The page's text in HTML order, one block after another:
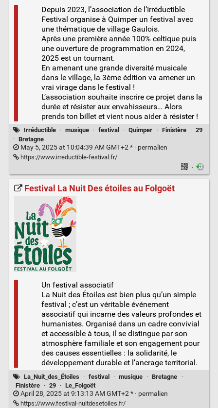
Depuis 2023, l’association de l’Irréductible
Festival organise à Quimper un festival avec
une thématique de village Gaulois.
Après une première année 100% celtique puis
une ouverture de programmation en 2024,
2025 est un tournant.
En amenant une grande diversité musicale
dans le village, la 3ème édition va amener un
vrai virage dans le festival !
L’association souhaite inscrire ce projet dans la
durée et résister aux envahisseurs… Alors
prends ton billet et vient nous aider à résister !
Irréductible · musique · festival · Quimper · Finistère · 29
· Bretagne
May 5, 2025 at 10:04:39 AM GMT+2 * · permalien
https://www.irreductible-festival.fr/
·
Festival La Nuit Des étoiles au Folgoët
Un festival associatif
La Nuit des Étoiles est bien plus qu’un simple
festival ; c’est un véritable événement
associatif qui incarne des valeurs profondes et
humanistes. Organisé dans un cadre convivial
et accessible à tous, il se distingue par son
atmosphère familiale et son engagement pour
des causes essentielles : la solidarité, le
développement durable et l’ancrage territorial.
La_Nuit_des_Étoiles · festival · musique · Bretagne
·
Finistère
· 29 · Le_Folgoët
April 28, 2025 at 9:13:13 AM GMT+2 * · permalien
https://www.festival-nuitdesetoiles.fr/